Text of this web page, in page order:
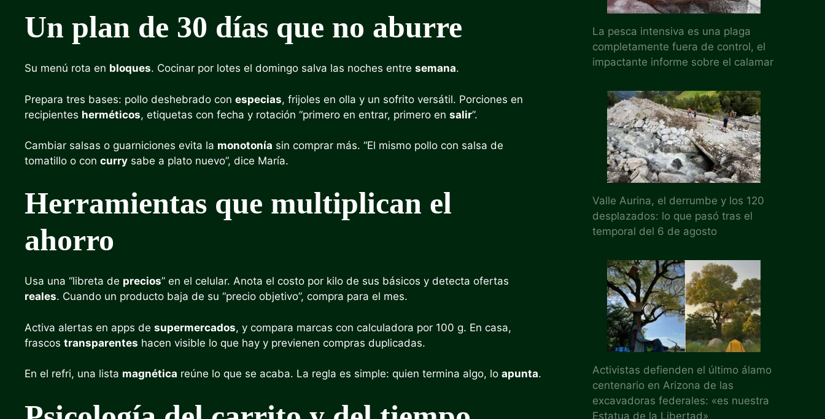
Un plan de 30 días que no aburre
Su menú rota en bloques. Cocinar por lotes el domingo salva las noches entre semana.
Prepara tres bases: pollo deshebrado con especias, frijoles en olla y un sofrito versátil. Porciones en
recipientes herméticos, etiquetas con fecha y rotación “primero en entrar, primero en salir”.
Cambiar salsas o guarniciones evita la monotonía sin comprar más. “El mismo pollo con salsa de
tomatillo o con curry sabe a plato nuevo”, dice María.
Herramientas que multiplican el
ahorro
Usa una “libreta de precios” en el celular. Anota el costo por kilo de sus básicos y detecta ofertas
reales. Cuando un producto baja de su “precio objetivo”, compra para el mes.
Activa alertas en apps de supermercados, y compara marcas con calculadora por 100 g. En casa,
frascos transparentes hacen visible lo que hay y previenen compras duplicadas.
En el refri, una lista magnética reúne lo que se acaba. La regla es simple: quien termina algo, lo apunta.
La pesca intensiva es una plaga
completamente fuera de control, el
impactante informe sobre el calamar
Valle Aurina, el derrumbe y los 120
desplazados: lo que pasó tras el
temporal del 6 de agosto
Activistas defienden el último álamo
centenario en Arizona de las
excavadoras federales: «es nuestra
Estatua de la Libertad»